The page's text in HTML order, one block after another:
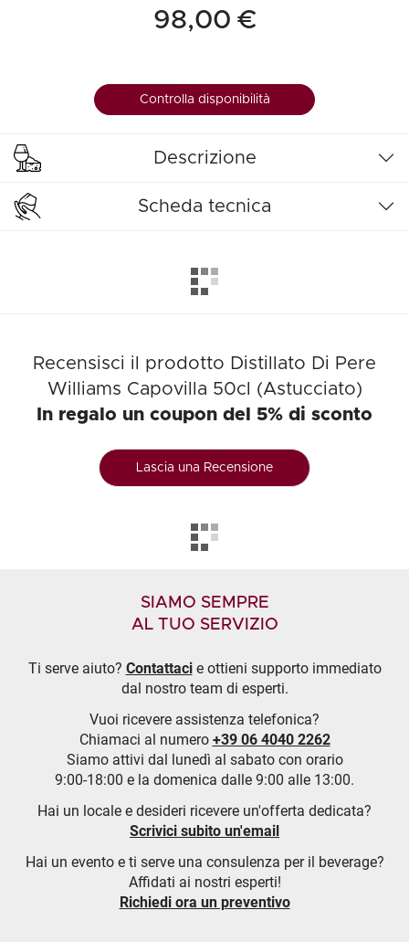
98,00 €
Controlla disponibilità
Descrizione
Scheda tecnica
Recensisci il prodotto Distillato Di Pere
Williams Capovilla 50cl (Astucciato)
In regalo un coupon del 5% di sconto
Lascia una Recensione
SIAMO SEMPRE
AL TUO SERVIZIO
Ti serve aiuto? Contattacie ottieni supporto immediato
dal nostro team di esperti.
Vuoi ricevere assistenza telefonica?
Chiamaci al numero +39 06 4040 2262
Siamo attivi dal lunedì al sabato con orario
9:00-18:00 e la domenica dalle 9:00 alle 13:00.
Hai un locale e desideri ricevere un'offerta dedicata?
Scrivici subito un'email
Hai un evento e ti serve una consulenza per il beverage?
Affidati ai nostri esperti!
Richiedi ora un preventivo